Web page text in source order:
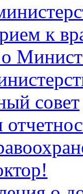
к
совет